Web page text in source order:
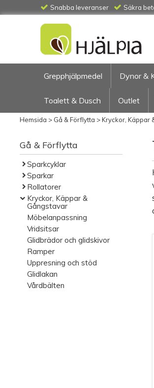
Snabba leveranser Säkra
Grepphjälpmedel Dynor &
Toalett & Dusch Outlet
Hemsida > Gå & Förflytta >Kryckor, Käppar
Gå & Förflytta
Sparkcyklar
Sparkar
Rollatorer
Kryckor, Käppar &
Gångstavar
Möbelanpassning
Vridsitsar
Glidbrädor och glidskivor
Ramper
Uppresning och stöd
Glidlakan
Vårdbälten